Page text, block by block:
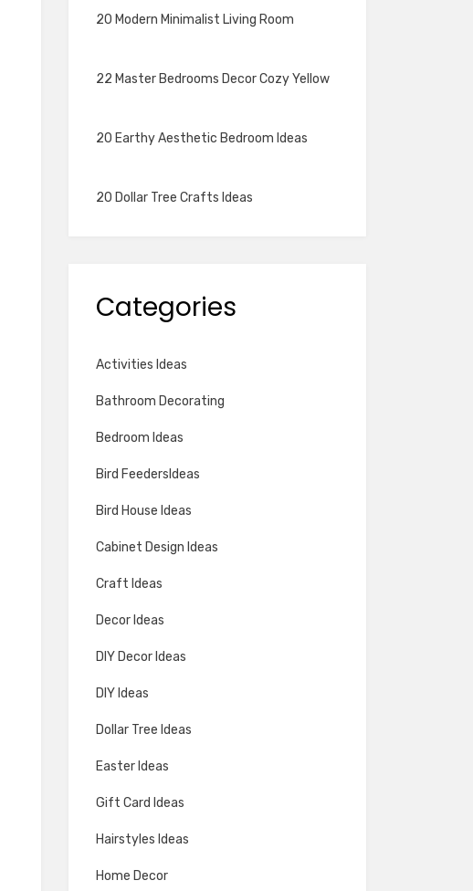
20 Modern Minimalist Living Room
22 Master Bedrooms Decor Cozy Yellow
20 Earthy Aesthetic Bedroom Ideas
20 Dollar Tree Crafts Ideas
Categories
Activities Ideas
Bathroom Decorating
Bedroom Ideas
Bird FeedersIdeas
Bird House Ideas
Cabinet Design Ideas
Craft Ideas
Decor Ideas
DIY Decor Ideas
DIY Ideas
Dollar Tree Ideas
Easter Ideas
Gift Card Ideas
Hairstyles Ideas
Home Decor